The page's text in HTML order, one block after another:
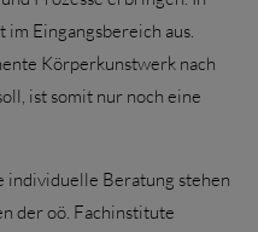
im Eingangsbereich aus.
Körperkunstwerk nach
ist somit nur noch eine
individuelle Beratung stehen
der oö. Fachinstitute